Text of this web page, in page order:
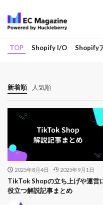
TOP Shopify I/O Shopify
新着順 人気順
2025年8月4日 2025年9月1日
TikTok Shopの立ち上げや運営
役立つ解説記事まとめ